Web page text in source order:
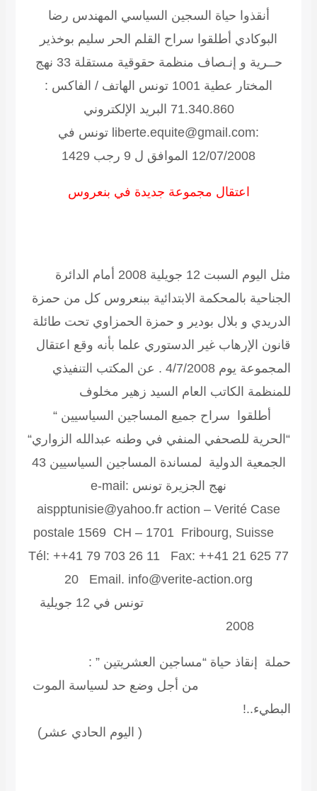
أنقذوا حياة السجين السياسي المهندس رضا
البوكادي أطلقوا سراح القلم الحر سليم بوخذير
حــرية و إنـصاف منظمة حقوقية مستقلة
33 نهج
المختار عطية 1001 تونس الهاتف / الفاكس :
71.340.860 البريد الإلكتروني
:liberte.equite@gmail.com تونس في
12/07/2008 الموافق ل 9 رجب 1429
اعتقال مجموعة جديدة في بنعروس
مثل اليوم السبت 12 جويلية 2008 أمام الدائرة
الجناحية بالمحكمة الابتدائية ببنعروس كل من حمزة
الدريدي و بلال بودير و حمزة الحمزاوي تحت طائلة
قانون الإرهاب غير الدستوري علما بأنه وقع اعتقال
المجموعة يوم 4/7/2008 .
عن المكتب التنفيذي
للمنظمة الكاتب العام السيد زهير مخلوف
أطلقوا سراح جميع المساجين السياسيين “
“الحرية للصحفي المنفي في وطنه عبدالله الزواري“
الجمعية الدولية لمساندة المساجين السياسيين 43
نهج الجزيرة تونس e-mail:
aispptunisie@yahoo.fr action – Verité Case
postale 1569 CH – 1701 Fribourg, Suisse
Tél: ++41 79 703 26 11 Fax: ++41 21 625 77
20 Email. info@verite-action.org
تونس في 12 جويلية
2008
حملة إنقاذ حياة “مساجين العشريتين ” :
من أجل وضع حد لسياسة الموت
البطيء..!
( اليوم الحادي عشر)